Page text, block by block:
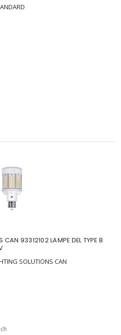
CAN 93312102 LAMPE DEL TYPE B
SOLUTIONS CAN